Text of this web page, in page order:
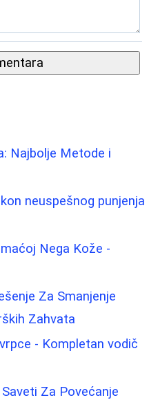
Najbolje Metode i
neuspešnog punjenja
Nega Kože -
Za Smanjenje
Zahvata
- Kompletan vodič
Za Povećanje